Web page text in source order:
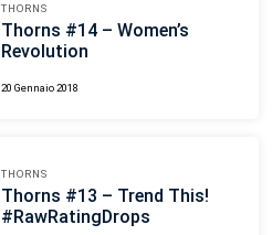
THORNS
Thorns #14 – Women’s
Revolution
20 Gennaio 2018
THORNS
Thorns #13 – Trend This!
#RawRatingDrops